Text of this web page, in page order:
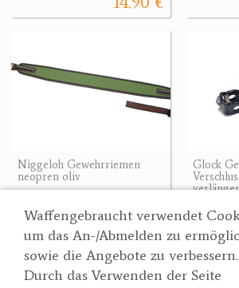
Waffengebraucht verwendet
um das An-/Abmelden zu
sowie die Angebote zu verbessern.
Durch das Verwenden der Seite
Niggeloh Gewehrriemen
neopren oliv
Glock
Suche